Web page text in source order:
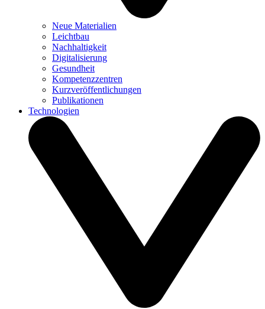
Neue Materialien
Leichtbau
Nachhaltigkeit
Digitalisierung
Gesundheit
Kompetenzzentren
Kurzveröffentlichungen
Publikationen
Technologien